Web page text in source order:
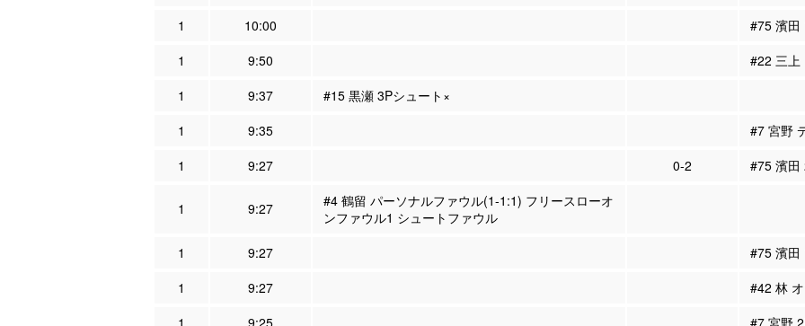
1
10:00
#75 濱田
1
9:50
#22 三上
1
9:37
#15 黒瀬 3Pシュート×
1
9:35
#7 宮野
1
9:27 0-2 #75 濱田
1 9:27
#4 鶴留 パーソナルファウル(1-1:1) フリースローオ
ンファウル1 シュートファウル
1
9:27
#75 濱田
1
9:27
#42 林
1
9:25
#7 宮野